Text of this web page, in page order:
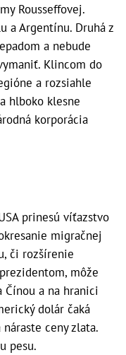
Rousseffovej.
a Argentínu. Druhá z
a nebude
Klincom do
a rozsiahle
hlboko klesne
korporácia
prinesú víťazstvo
migračnej
či rozšírenie
môže
a na hranici
dolár čaká
ceny zlata.
pesu.